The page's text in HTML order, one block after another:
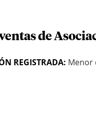
de
REGISTRADA: Menor